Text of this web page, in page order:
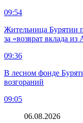
09:54
Жительница Бурятии
за «возврат вклада из
09:36
В лесном фонде
возгораний
09:05
06.08.2026